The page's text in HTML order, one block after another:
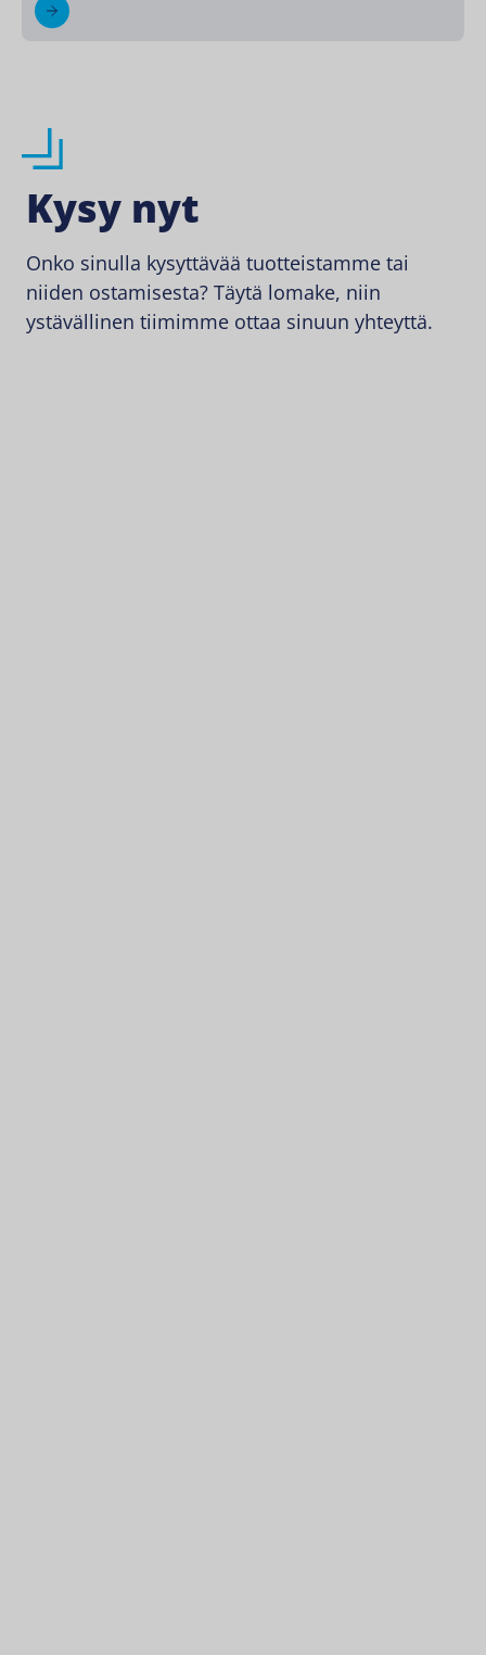
Kysy nyt
Onko sinulla kysyttävää tuotteistamme tai
niiden ostamisesta? Täytä lomake, niin
ystävällinen tiimimme ottaa sinuun yhteyttä.